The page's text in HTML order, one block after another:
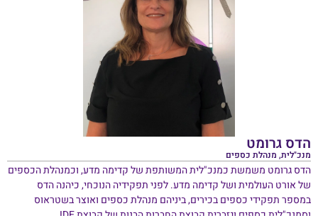
ובין היתר יו״ר רשות ניקוז ונחלים כינרת.
נשוי לפנינה, אב לארבעה וסבא ל – 11 נכדים.
הדס גרומט
מנכ"לית, מנהלת כספים
הדס גרומט משמשת כמנכ"לית המשותפת של קדימה מדע, וכמנהלת הכספים
של אורט העולמית ושל קדימה מדע. לפני תפקידיה הנוכחי, כיהנה הדס
במספר תפקידי כספים בכירים, ביניהם מנהלת כספים ואוצר בשטראוס
וסמנכ"לית כספים וגזברית קבוצת החברות הבנות של קבוצת IDE